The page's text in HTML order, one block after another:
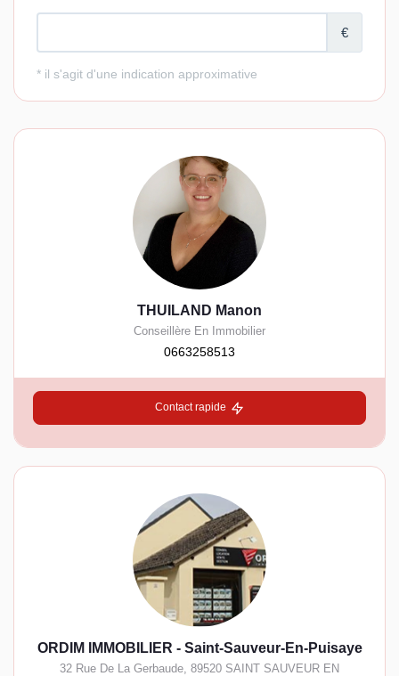
THUILAND Manon
Conseillère En Immobilier
0663258513
Contact rapide
ORDIM IMMOBILIER - Saint-Sauveur-En-Puisaye
32 Rue De La Gerbaude 89520 SAINT SAUVEUR EN